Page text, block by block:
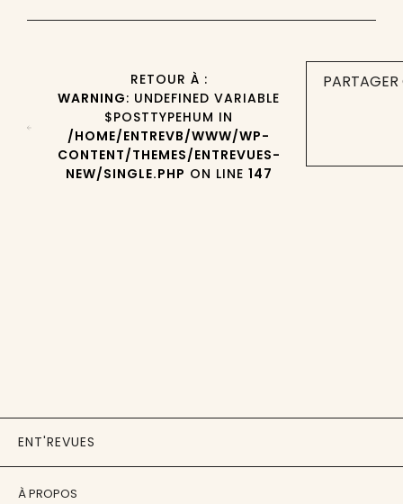
RETOUR À :
WARNING: UNDEFINED VARIABLE
$POSTTYPEHUM IN
/HOME/ENTREVB/WWW/WP-
CONTENT/THEMES/ENTREVUES-
NEW/SINGLE.PHP ON LINE 147
ENT'REVUES
À PROPOS